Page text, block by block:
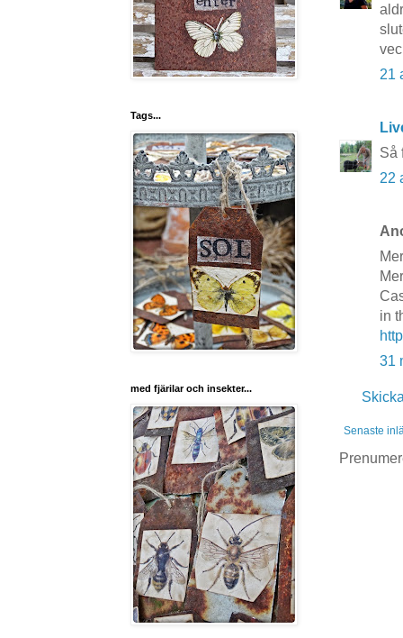
21
Så
22
in
31
Senaste
Tags...
med fjärilar och insekter...